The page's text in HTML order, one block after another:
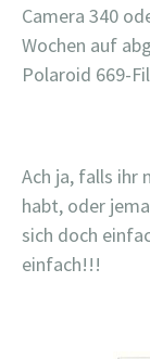
Camera 340
Wochen auf
Polaroid 669-
Ach ja, falls ihr
habt, oder
sich doch
einfach!!!